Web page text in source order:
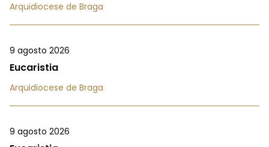
Arquidiocese de Braga
9 agosto 2026
Eucaristia
Arquidiocese de Braga
9 agosto 2026